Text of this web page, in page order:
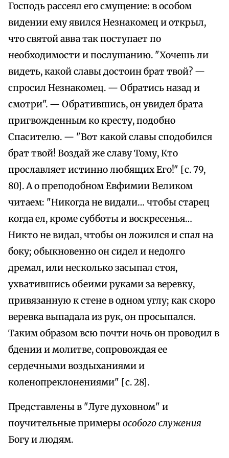
Господь рассеял его смущение: в особом
видении ему явился Незнакомец и открыл,
что святой авва так поступает по
необходимости и послушанию. "Хочешь ли
видеть, какой славы достоин брат твой? —
спросил Незнакомец. — Обратись назад и
смотри". — Обратившись, он увидел брата
пригвожденным ко кресту, подобно
Спасителю. — "Вот какой славы сподобился
брат твой! Воздай же славу Тому, Кто
прославляет истинно любящих Его!" [с. 79,
80]. А о преподобном Евфимии Великом
читаем: "Никогда не видали… чтобы старец
когда ел, кроме субботы и воскресенья…
Никто не видал, чтобы он ложился и спал на
боку; обыкновенно он сидел и недолго
дремал, или несколько засыпал стоя,
ухватившись обеими руками за веревку,
привязанную к стене в одном углу; как скоро
веревка выпадала из рук, он просыпался.
Таким образом всю почти ночь он проводил в
бдении и молитве, сопровождая ее
сердечными воздыханиями и
коленопреклонениями" [с. 28].
Представлены в "Луге духовном" и
поучительные примерыособого служения
Богу и людям.